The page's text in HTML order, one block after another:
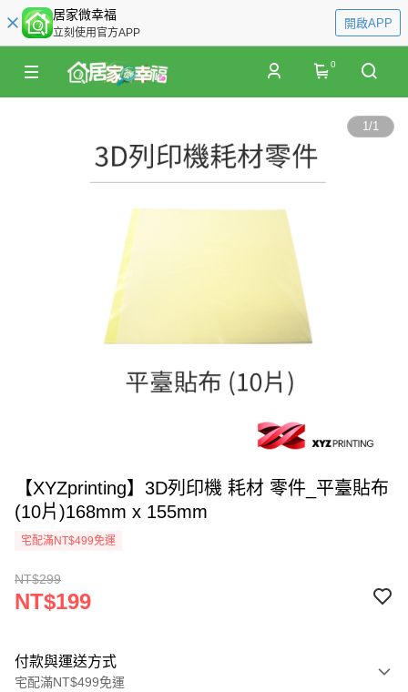
居家微幸福
立刻使用官方APP
開啟APP
0
1/1
【XYZprinting】3D列印機 耗材 零件_平臺貼布
(10片)168mm x 155mm
宅配滿NT$499免運
NT$299
NT$199
付款與運送方式
宅配滿NT$499免運